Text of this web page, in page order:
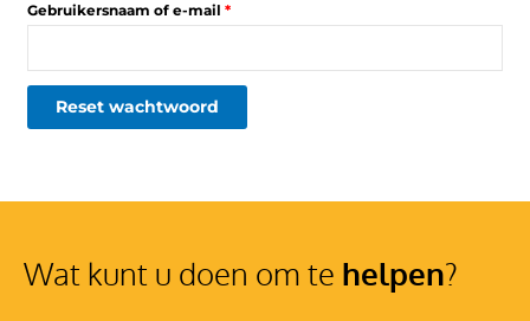
Gebruikersnaam of e-mail *
Reset wachtwoord
Wat kunt u doen om te helpen?